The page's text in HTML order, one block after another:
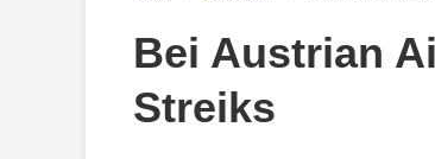
Bei Austrian
Streiks